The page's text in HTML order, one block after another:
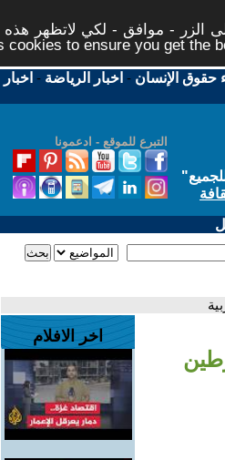
الزر - موافق - لكي لاتظهر هذه
cookies to ensure you get the
حقوق الإنسان - اخبار الرياضة - اخبار
التبرع للموقع - ادعمونا
"
اخر الافلام